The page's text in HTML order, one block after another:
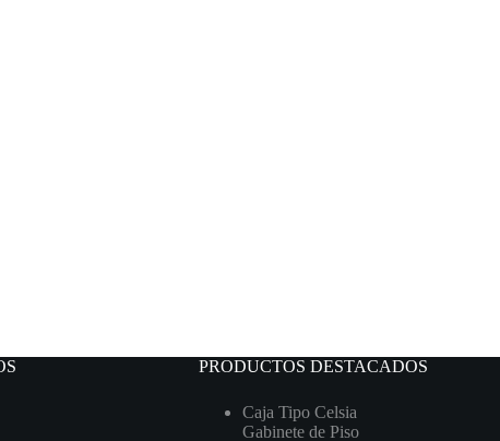
PRODUCTOS DESTACADOS
Caja Tipo Celsia
Gabinete de Piso